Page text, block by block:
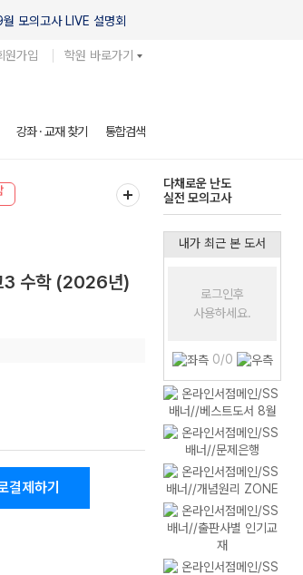
모의고사 LIVE 설명회
원가입 학원 바로가기
강좌 · 교재 찾기 통합검색
다채로운 난도
실전 모의고사
3 수학 (2026년)
결제하기
내가 최근 본 도서
로그인후
사용하세요.
0/0